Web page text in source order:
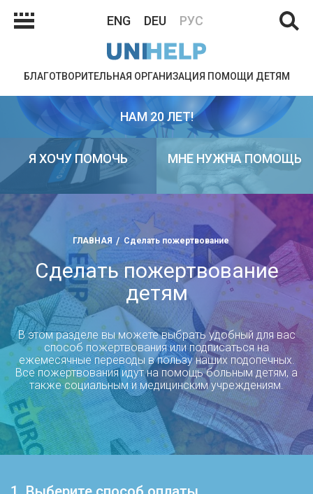
ENG DEU РУС
БЛАГОТВОРИТЕЛЬНАЯ ОРГАНИЗАЦИЯ ПОМОЩИ ДЕТЯМ
НАМ 20 ЛЕТ!
Я ХОЧУ ПОМОЧЬ МНЕ НУЖНА ПОМОЩЬ
ГЛАВНАЯ Сделать пожертвование
Сделать пожертвование
детям
В этом разделе вы можете выбрать удобный для вас
способ пожертвования или подписаться на
ежемесячные переводы в пользу наших подопечных.
Все пожертвования идут на помощь больным детям, а
также социальным и медицинским учреждениям.